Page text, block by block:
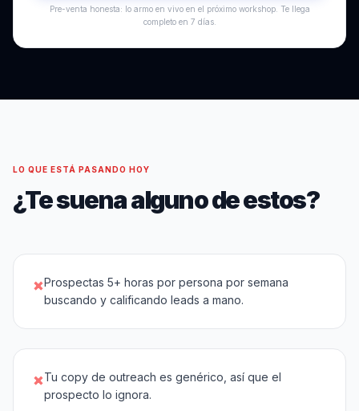
Pre-venta honesta: lo armo en vivo en el próximo workshop. Te llega
completo en 7 días.
LO QUE ESTÁ PASANDO HOY
¿Te suena alguno de estos?
×Prospectas 5+ horas por persona por semana
buscando y calificando leads a mano.
×Tu copy de outreach es genérico, así que el
prospecto lo ignora.